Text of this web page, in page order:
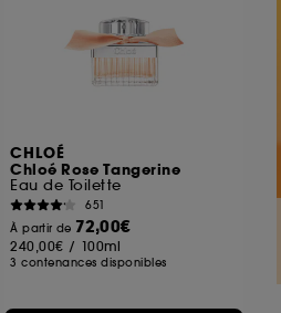
CHLOÉ
Chloé Rose Tangerine
Eau de Toilette
651
À partir de 72,00€
240,00€ / 100ml
3 contenances disponibles